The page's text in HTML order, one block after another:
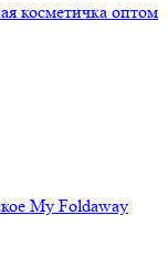
косметичка оптом
My Foldaway